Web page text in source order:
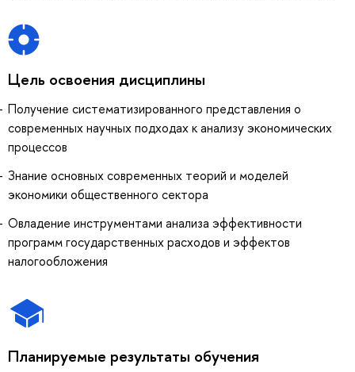
Цель освоения дисциплины
Получение систематизированного представления о
современных научных подходах к анализу экономических
процессов
Знание основных современных теорий и моделей
экономики общественного сектора
Овладение инструментами анализа эффективности
программ государственных расходов и эффектов
налогообложения
Планируемые результаты обучения